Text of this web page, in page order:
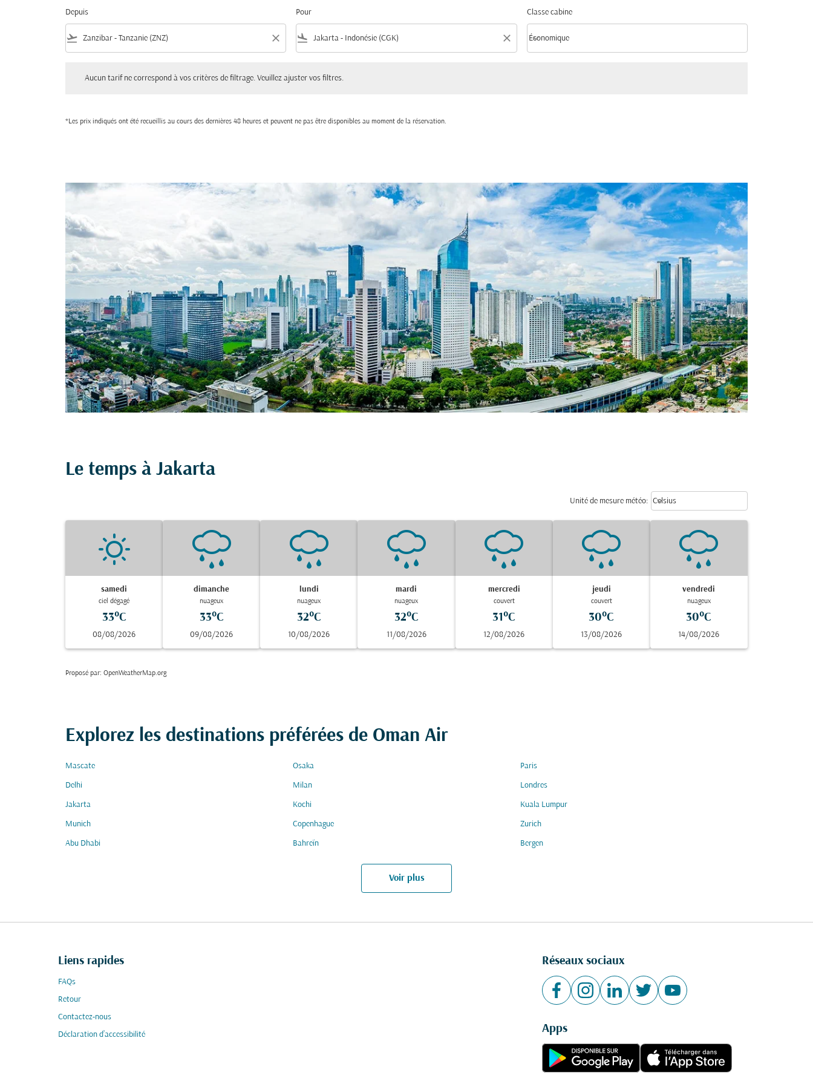
Depuis
flight_takeoff close
Pour
flight_land close
Classe cabine
Classe cabine option Économique Selected
Économique
keyboard_arrow_down
Aucun tarif ne correspond à vos critères de filtrage. Veuillez ajuster vos filtres.
*Les prix indiqués ont été recueillis au cours des dernières 48 heures et peuvent ne pas être disponibles au moment de la réservation.
Le temps à Jakarta
Unité de mesure météo: Weather unit option Celsius
Celsius
keyboard_arrow_down
samedi
ciel dégagé
33°C
08/08/2026
dimanche
nuageux
33°C
09/08/2026
lundi
nuageux
32°C
10/08/2026
mardi
nuageux
32°C
11/08/2026
mercredi
couvert
31°C
12/08/2026
jeudi
couvert
30°C
13/08/2026
vendredi
nuageux
30°C
14/08/2026
Proposé par: OpenWeatherMap.org
Explorez les destinations préférées de Oman Air
Mascate Osaka Paris
Delhi Milan Londres
Jakarta Kochi Kuala Lumpur
Munich Copenhague Zurich
Abu Dhabi Bahreïn Bergen
Voir plus
Liens rapides
FAQs
Retour
Contactez-nous
Déclaration d’accessibilité
Réseaux sociaux
Apps